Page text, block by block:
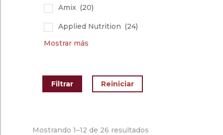
Amix (20)
Applied Nutrition (24)
Mostrar más
Mostrando 1–12 de 26 resultados